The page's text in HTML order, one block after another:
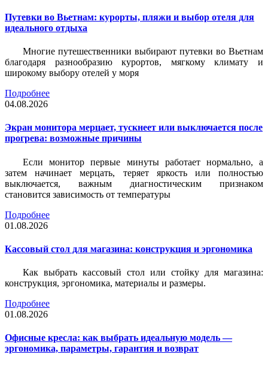
Путевки во Вьетнам: курорты, пляжи и выбор отеля для
идеального отдыха
Многие путешественники выбирают путевки во Вьетнам
благодаря разнообразию курортов, мягкому климату и
широкому выбору отелей у моря
Подробнее
04.08.2026
Экран монитора мерцает, тускнеет или выключается после
прогрева: возможные причины
Если монитор первые минуты работает нормально, а
затем начинает мерцать, теряет яркость или полностью
выключается, важным диагностическим признаком
становится зависимость от температуры
Подробнее
01.08.2026
Кассовый стол для магазина: конструкция и эргономика
Как выбрать кассовый стол или стойку для магазина:
конструкция, эргономика, материалы и размеры.
Подробнее
01.08.2026
Офисные кресла: как выбрать идеальную модель —
эргономика, параметры, гарантия и возврат